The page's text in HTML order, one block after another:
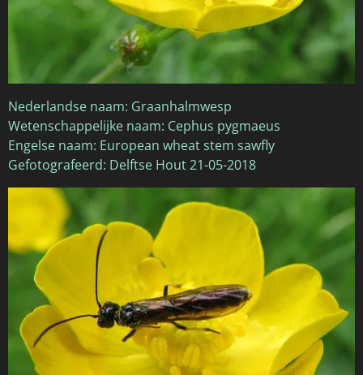
Nederlandse naam: Graanhalmwesp
Wetenschappelijke naam: Cephus pygmaeus
Engelse naam: European wheat stem sawfly
Gefotografeerd: Delftse Hout 21-05-2018